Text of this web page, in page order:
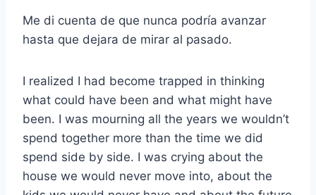
Me di cuenta de que nunca podría avanzar
hasta que dejara de mirar al pasado.
I realized I had become trapped in thinking
what could have been and what might have
been. I was mourning all the years we wouldn’t
spend together more than the time we did
spend side by side. I was crying about the
house we would never move into, about the